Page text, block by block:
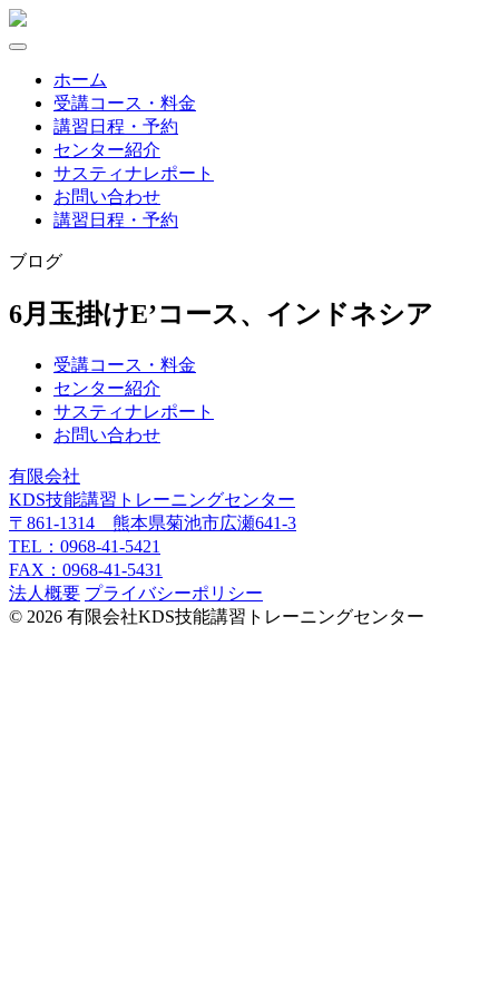
Skip
ホーム
受講コース・料金
講習日程・予約
センター紹介
サスティナレポート
お問い合わせ
講習日程・予約
ブログ
6月玉掛けE’コース、インドネシア
受講コース・料金
センター紹介
サスティナレポート
お問い合わせ
有限会社
KDS技能講習トレーニングセンター
〒861-1314 熊本県菊池市広瀬641-3
TEL：0968-41-5421
FAX：0968-41-5431
法人概要 プライバシーポリシー
© 2026 有限会社KDS技能講習トレーニングセンター